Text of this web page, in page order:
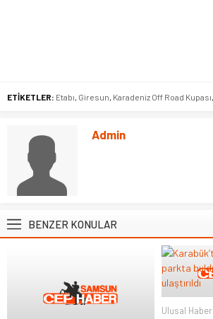
ETİKETLER: Etabı Giresun Karadeniz Off Road Kupası
Admin
BENZER KONULAR
Ulusal Haber